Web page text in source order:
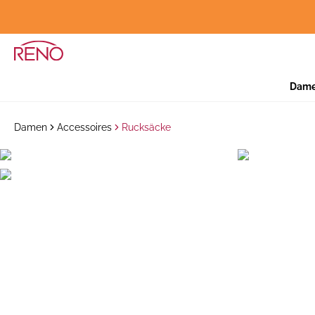
Damen Accessoires Rucksäcke